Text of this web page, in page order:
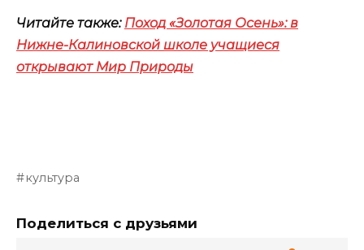
Читайте также: Поход «Золотая Осень»: в
Нижне-Калиновской школе учащиеся
открывают Мир Природы
культура
Поделиться с друзьями